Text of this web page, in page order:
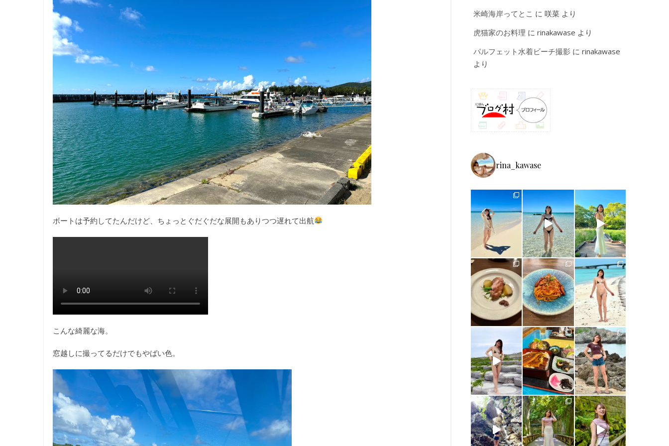
ボートは予約してたんだけど、ちょっとぐだぐだな展開もありつつ遅れて出航
こんな綺麗な海。
窓越しに撮ってるだけでもやばい色。
米崎海岸ってとこ に 咲菜 より
虎猫家のお料理 に rinakawase より
パルフェット水着ビーチ撮影 に rinakawase
より
rina_kawase